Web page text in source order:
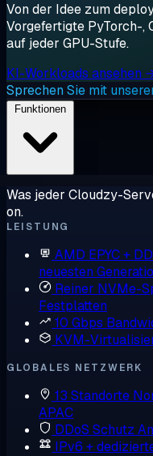
Von der Idee zum
Vorgefertigte PyTorch-,
auf jeder GPU-Stufe.
KI-Workloads ansehen
Sprechen Sie mit
Was jeder Cloudzy-
on.
LEISTUNG
AMD EPYC +
neuesten
Reiner NVMe-
Festplatten
10 Gbps
KVM-
GLOBALES NETZWERK
13 Standorte
APAC
DDoS Schutz
IPv6 +